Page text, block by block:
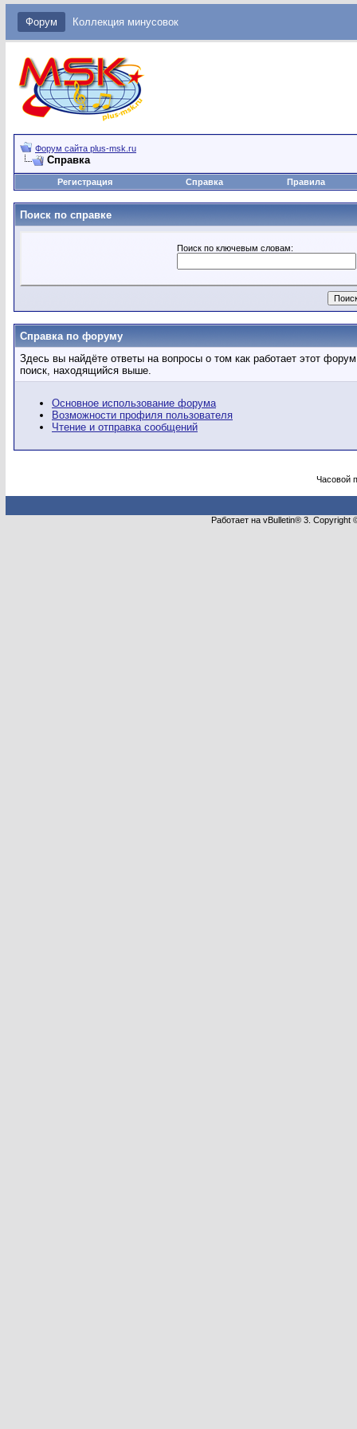
Форум Коллекция минусовок
Форум сайта plus-msk.ru
Справка
Регистрация Справка Правила
Поиск по справке
Поиск по ключевым словам:
Справка по форуму
Здесь вы найдёте ответы на вопросы о том как работает этот
поиск, находящийся выше.
Основное использование форума
Возможности профиля пользователя
Чтение и отправка сообщений
Часовой
Работает на vBulletin® 3.